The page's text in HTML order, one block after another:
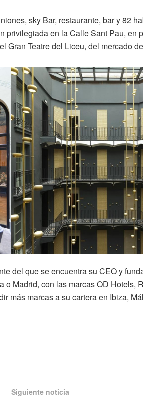
sky Bar, restaurante, bar y 82
privilegiada en la Calle Sant Pau, en
Gran Teatre del Liceu, del mercado
del que se encuentra su CEO y
Madrid, con las marcas OD Hotels,
más marcas a su cartera en Ibiza,
Siguiente noticia